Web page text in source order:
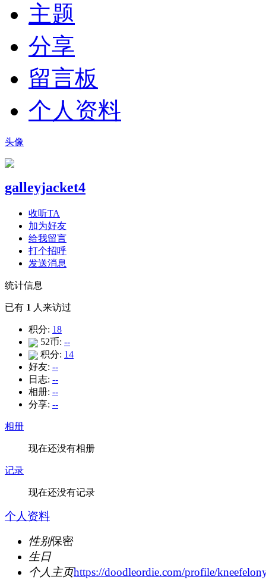
主题
分享
留言板
个人资料
头像
galleyjacket4
收听TA
加为好友
给我留言
打个招呼
发送消息
统计信息
已有 1 人来访过
积分: 18
52币: --
积分: 14
好友: --
日志: --
相册: --
分享: --
相册
现在还没有相册
记录
现在还没有记录
个人资料
性别保密
生日
个人主页https://doodleordie.com/profile/